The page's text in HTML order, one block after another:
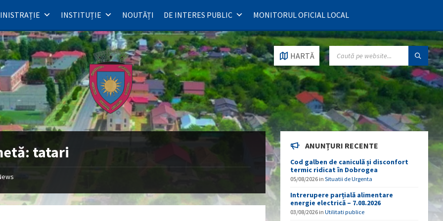
INSTITUȚIE NOUTĂȚI DE INTERES PUBLIC MONITORUL OFICIAL LOCAL
HARTĂ
SEARCH:
tatari ANUNȚURI RECENTE
Cod galben de caniculă și disconfort
termic ridicat în Dobrogea
05/08/2026 inSituatii de Urgenta
Intrerupere parțială alimentare
energie electrică – 7.08.2026
03/08/2026 inUtilitati publice